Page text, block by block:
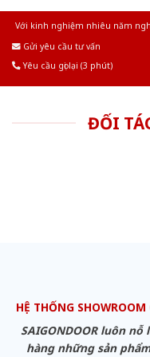
Với kinh nghiệm nhiêu năm
Gửi yêu cầu tư vấn
Yêu cầu gọi lại (3 phút)
ĐỐI
HỆ THỐNG
SAIGONDOOR luôn
hàng những sản